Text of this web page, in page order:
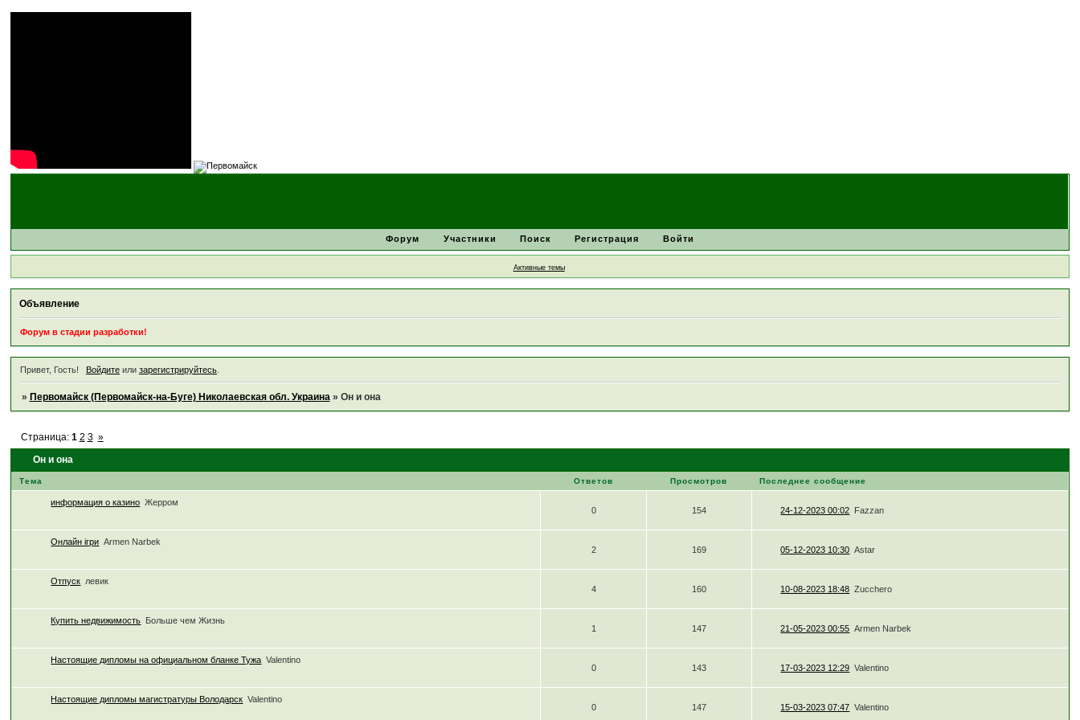
Форум Участники Поиск Регистрация Войти
Активные темы
Объявление
Форум в стадии разработки!
Привет, Гость! Войдитеили зарегистрируйтесь.
» Первомайск (Первомайск-на-Буге) Николаевская обл. Украина » Он и она
Он и она
Страница: 1 2 3 »
Тема Ответов Просмотров Последнее сообщение
информация о казино Жерром
0
154 24-12-2023 00:02 Fazzan
Онлайн ігри Armen Narbek
2
169 05-12-2023 10:30 Astar
Отпуск левик
4
160 10-08-2023 18:48 Zucchero
Купить недвижимость Больше чем Жизнь
1
147 21-05-2023 00:55 Armen Narbek
Настоящие дипломы на официальном бланке Тужа Valentino
0
143 17-03-2023 12:29 Valentino
Настоящие дипломы магистратуры Володарск Valentino
0
147 15-03-2023 07:47 Valentino